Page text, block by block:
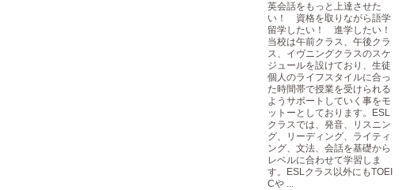
英会話をもっと上達させた
い！ 資格を取りながら語学
留学したい！ 進学したい！
当校は午前クラス、午後クラ
ス、イヴニングクラスのスケ
ジュールを設けており、生徒
個人のライフスタイルに合っ
た時間帯で授業を受けられる
ようサポートしていく事をモ
ットーとしております。ESL
クラスでは、発音、リスニン
グ、リーディング、ライティ
ング、文法、会話を基礎から
レベルに合わせて学習しま
す。ESLクラス以外にもTOEI
Cや ...